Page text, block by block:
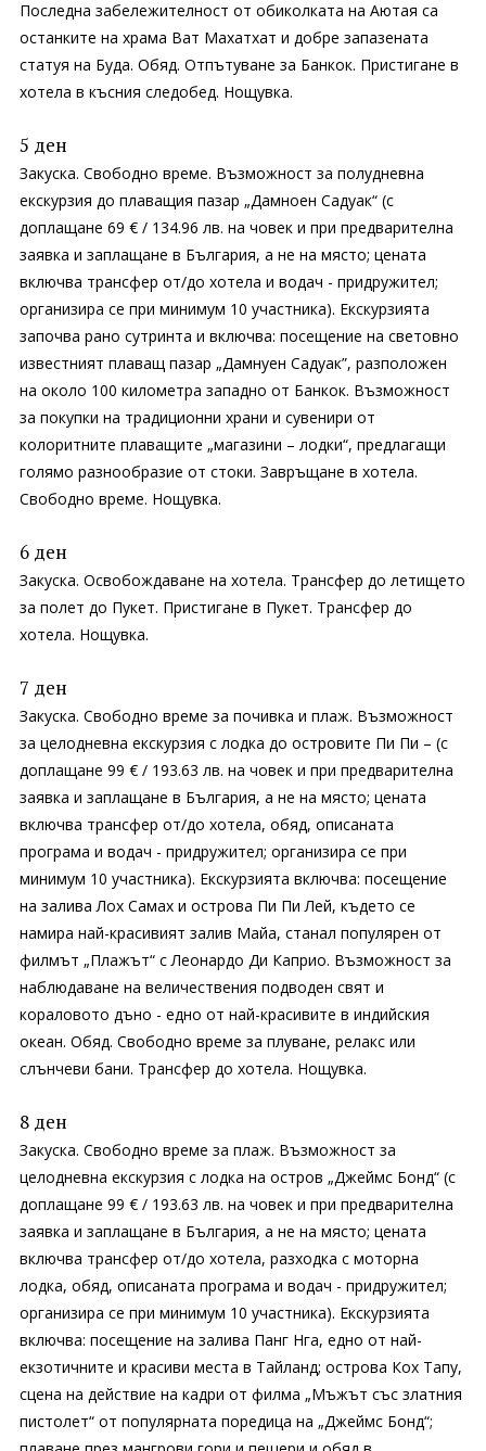
Последна забележителност от обиколката на Аютая са
останките на храма Ват Махатхат и добре запазената
статуя на Буда. Обяд. Отпътуване за Банкок. Пристигане в
хотела в късния следобед. Нощувка.
5 ден
Закуска. Свободно време. Възможност за полудневна
екскурзия до плаващия пазар „Дамноен Садуак“ (с
доплащане 69 € / 134.96 лв. на човек и при предварителна
заявка и заплащане в България, а не на място; цената
включва трансфер от/до хотела и водач - придружител;
организира се при минимум 10 участника). Екскурзията
започва рано сутринта и включва: посещение на световно
известният плаващ пазар „Дамнуен Садуак”, разположен
на около 100 километра западно от Банкок. Възможност
за покупки на традиционни храни и сувенири от
колоритните плаващите „магазини – лодки“, предлагащи
голямо разнообразие от стоки. Завръщане в хотела.
Свободно време. Нощувка.
6 ден
Закуска. Освобождаване на хотела. Трансфер до летището
за полет до Пукет. Пристигане в Пукет. Трансфер до
хотела. Нощувка.
7 ден
Закуска. Свободно време за почивка и плаж. Възможност
за целодневна екскурзия с лодка до островите Пи Пи – (с
доплащане 99 € / 193.63 лв. на човек и при предварителна
заявка и заплащане в България, а не на място; цената
включва трансфер от/до хотела, обяд, описаната
програма и водач - придружител; организира се при
минимум 10 участника). Екскурзията включва: посещение
на заливa Лох Самах и острова Пи Пи Лей, където се
намира най-красивият залив Майа, станал популярен от
филмът „Плажът“ с Леонардо Ди Каприо. Възможност за
наблюдаване на величествения подводен свят и
кораловото дъно - едно от най-красивите в индийския
океан. Обяд. Свободно време за плуване, релакс или
слънчеви бани. Трансфер до хотела. Нощувка.
8 ден
Закуска. Свободно време за плаж. Възможност за
целодневна екскурзия с лодка на остров „Джеймс Бонд“ (с
доплащане 99 € / 193.63 лв. на човек и при предварителна
заявка и заплащане в България, а не на място; цената
включва трансфер от/до хотела, разходка с моторна
лодка, обяд, описаната програма и водач - придружител;
организира се при минимум 10 участника). Екскурзията
включва: посещение на залива Панг Нга, едно от най-
екзотичните и красиви места в Тайланд; острова Кох Тапу,
сцена на действие на кадри от филма „Мъжът със златния
пистолет“ от популярната поредица на „Джеймс Бонд“;